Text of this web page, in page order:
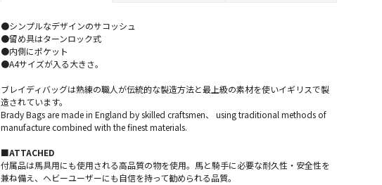
●シンプルなデザインのサコッシュ
●留め具はターンロック式
●内側にポケット
●A4サイズが入る大きさ。
ブレイディバッグは熟練の職人が伝統的な製造方法と最上級の素材を使いイギリスで製
造されています。
Brady Bags are made in England by skilled craftsmen、 using traditional methods of
manufacture combined with the finest materials.
■ATTACHED
付属品は馬具用にも使用される高品質の物を使用。馬と騎手に必要な耐久性・安全性を
兼ね備え、ヘビーユーザーにも自信を持って勧められる品質。